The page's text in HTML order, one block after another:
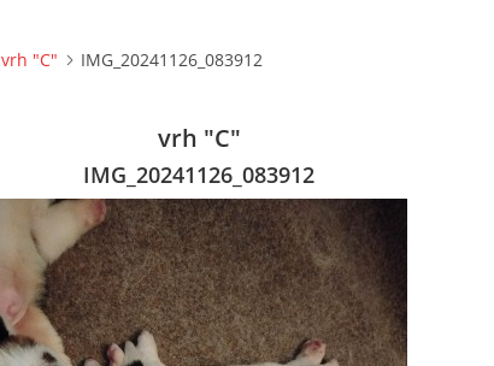
vrh "C" IMG_20241126_083912
vrh "C"
IMG_20241126_083912